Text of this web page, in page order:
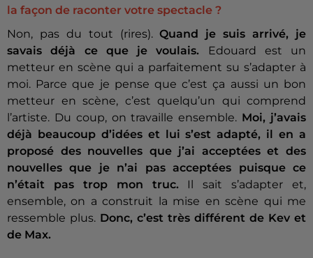
la façon de raconter votre spectacle ?
Non, pas du tout (rires).Quand je suis arrivé, je
savais déjà ce que je voulais. Edouard est un
metteur en scène qui a parfaitement su s’adapter à
moi. Parce que je pense que c’est ça aussi un bon
metteur en scène, c’est quelqu’un qui comprend
l’artiste. Du coup, on travaille ensemble. Moi, j’avais
déjà beaucoup d’idées et lui s’est adapté, il en a
proposé des nouvelles que j’ai acceptées et des
nouvelles que je n’ai pas acceptées puisque ce
n’était pas trop mon truc. Il sait s’adapter et,
ensemble, on a construit la mise en scène qui me
ressemble plus. Donc, c’est très différent de Kev et
de Max.